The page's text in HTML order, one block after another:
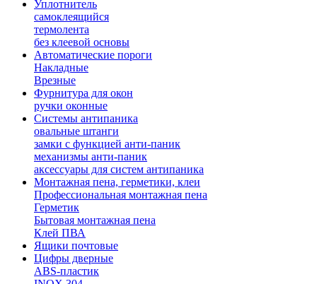
Уплотнитель
самоклеящийся
термолента
без клеевой основы
Автоматические пороги
Накладные
Врезные
Фурнитура для окон
ручки оконные
Системы антипаника
овальные штанги
замки с функцией анти-паник
механизмы анти-паник
аксессуары для систем антипаника
Монтажная пена, герметики, клеи
Профессиональная монтажная пена
Герметик
Бытовая монтажная пена
Клей ПВА
Ящики почтовые
Цифры дверные
ABS-пластик